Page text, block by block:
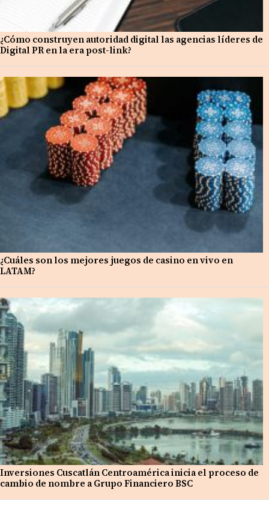
¿Cómo construyen autoridad digital las agencias líderes de
Digital PR en la era post-link?
¿Cuáles son los mejores juegos de casino en vivo en
LATAM?
Inversiones Cuscatlán Centroamérica inicia el proceso de
cambio de nombre a Grupo Financiero BSC